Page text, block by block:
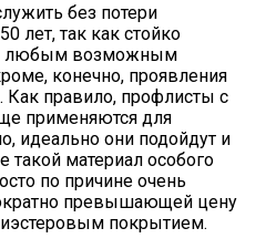
без потери
лет, так как стойко
любым возможным
конечно, проявления
правило, профлисты с
применяются для
идеально они подойдут и
такой материал особого
по причине очень
превышающей цену
покрытием.